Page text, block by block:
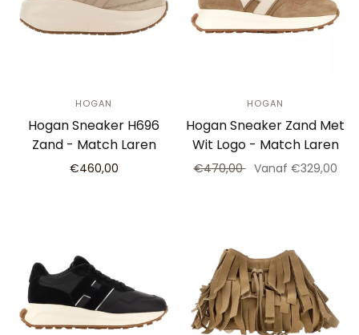
HOGAN
Hogan Sneaker H696
Zand - Match Laren
€460,00
HOGAN
Hogan Sneaker Zand Met
Wit Logo - Match Laren
€470,00 Vanaf €329,00